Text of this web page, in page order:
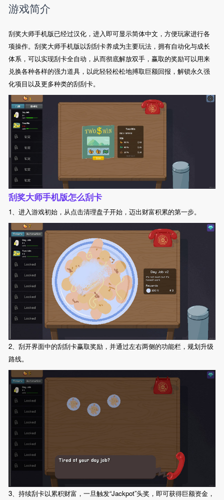
游戏简介
刮奖大师手机版已经过汉化，进入即可显示简体中文，方便玩家进行各
项操作。刮奖大师手机版以刮刮卡养成为主要玩法，拥有自动化与成长
体系，可以实现刮卡全自动，从而彻底解放双手，赢取的奖励可以用来
兑换各种各样的强力道具，以此轻轻松松地搏取巨额回报，解锁永久强
化项目以及更多种类的刮刮卡。
刮奖大师手机版怎么刮卡
1、进入游戏初始，从点击清理盘子开始，迈出财富积累的第一步。
2、刮开界面中的刮刮卡赢取奖励，并通过左右两侧的功能栏，规划升级
路线。
3、持续刮卡以累积财富，一旦触发“Jackpot”头奖，即可获得巨额资金，